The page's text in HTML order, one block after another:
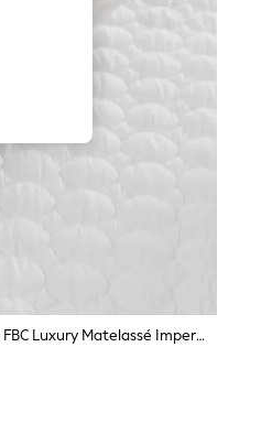
Protège-Matelas FBC Luxury Matelassé Imperméable Blanc